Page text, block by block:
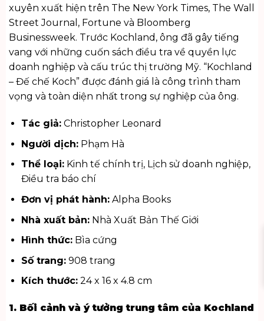
xuyên xuất hiện trên The New York Times, The Wall
Street Journal, Fortune và Bloomberg
Businessweek. Trước Kochland, ông đã gây tiếng
vang với những cuốn sách điều tra về quyền lực
doanh nghiệp và cấu trúc thị trường Mỹ. “Kochland
– Đế chế Koch” được đánh giá là công trình tham
vọng và toàn diện nhất trong sự nghiệp của ông.
Tác giả:Christopher Leonard
Người dịch:Phạm Hà
Thể loại:Kinh tế chính trị, Lịch sử doanh nghiệp,
Điều tra báo chí
Đơn vị phát hành:Alpha Books
Nhà xuất bản:Nhà Xuất Bản Thế Giới
Hình thức:Bìa cứng
Số trang:908 trang
Kích thước:24 x 16 x 4.8 cm
1. Bối cảnh và ý tưởng trung tâm của Kochland